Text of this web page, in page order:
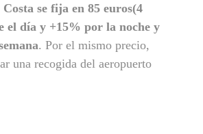
se fija en 85 euros(4
el día y +15% por la noche y
. Por el mismo precio,
una recogida del aeropuerto